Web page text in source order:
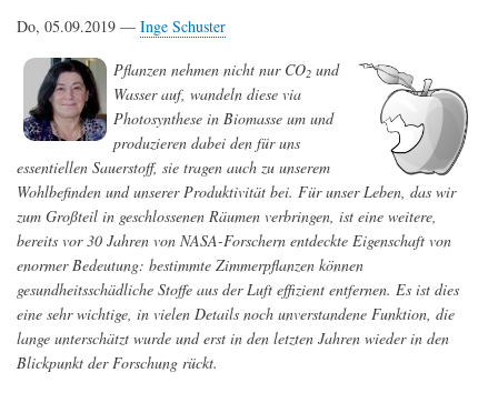
Do, 05.09.2019 — Inge Schuster
Pflanzen nehmen nicht nur CO2 und
Wasser auf, wandeln diese via
Photosynthese in Biomasse um und
produzieren dabei den für uns
essentiellen Sauerstoff, sie tragen auch zu unserem
Wohlbefinden und unserer Produktivität bei. Für unser Leben, das wir
zum Großteil in geschlossenen Räumen verbringen, ist eine weitere,
bereits vor 30 Jahren von NASA-Forschern entdeckte Eigenschaft von
enormer Bedeutung: bestimmte Zimmerpflanzen können
gesundheitsschädliche Stoffe aus der Luft effizient entfernen. Es ist dies
eine sehr wichtige, in vielen Details noch unverstandene Funktion, die
lange unterschätzt wurde und erst in den letzten Jahren wieder in den
Blickpunkt der Forschung rückt.